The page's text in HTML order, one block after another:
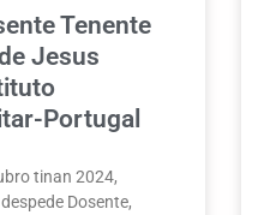
Tenente
Jesus
Portugal
tinan 2024,
Dosente,